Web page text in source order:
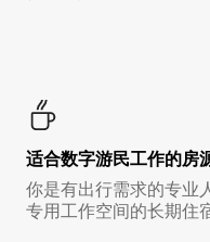
适合数字游民工作的房
你是有出行需求的专业
专用工作空间的长期住